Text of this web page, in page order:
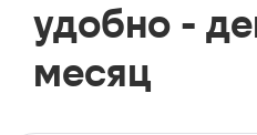
удобно -
месяц